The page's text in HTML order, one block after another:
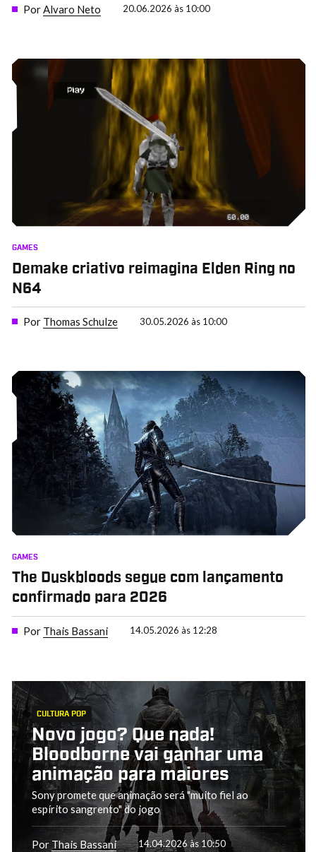
PorAlvaro Neto 20.06.2026 às 10:00
GAMES
Demake criativo reimagina Elden Ring no
N64
Por Thomas Schulze 30.05.2026 às 10:00
GAMES
The Duskbloods segue com lançamento
confirmado para 2026
Por Thais Bassani 14.05.2026 às 12:28
CULTURA POP
Novo jogo? Que nada!
Bloodborne vai ganhar uma
animação para maiores
Sony promete que animação será "muito fiel ao
espírito sangrento" do jogo
Por Thais Bassani 14.04.2026 às 10:50